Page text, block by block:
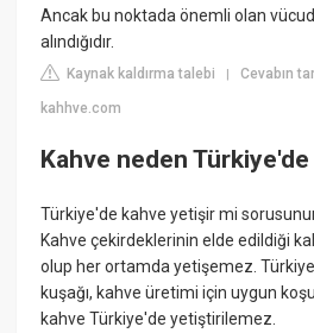
Ancak bu noktada önemli olan
alındığıdır.
Kaynak kaldırma talebi |Cevabın
kahhve.com
Kahve neden
Türkiye'de kahve yetişir mi sorusunun
Kahve çekirdeklerinin elde edildiği
olup her ortamda yetişemez.
kuşağı, kahve üretimi için uygun
kahve Türkiye'de yetiştirilemez.